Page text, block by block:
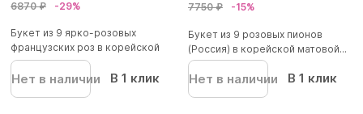
6870 ₽ -29%
Букет из 9 ярко-розовых
французских роз в корейской
упа...
Нет в наличии В 1 клик
7750 ₽ -15%
Букет из 9 розовых пионов
(Россия) в корейской матовой...
Нет в наличии В 1 клик